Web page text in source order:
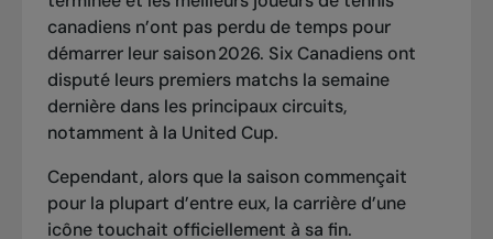
canadiens n’ont pas perdu de temps pour
démarrer leur saison 2026. Six Canadiens ont
disputé leurs premiers matchs la semaine
dernière dans les principaux circuits,
notamment à la United Cup.
Cependant, alors que la saison commençait
pour la plupart d’entre eux, la carrière d’une
icône touchait officiellement à sa fin.